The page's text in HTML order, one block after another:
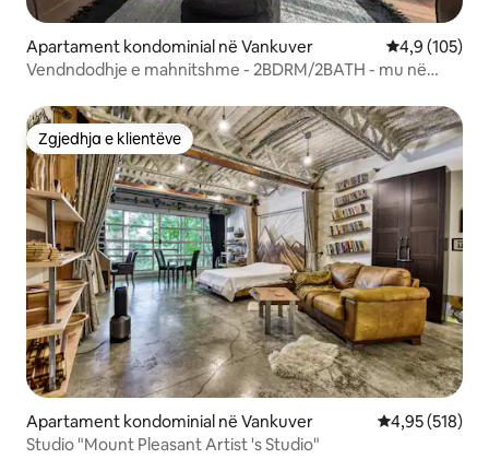
Apartament kondominial në Vankuver Vlerësimi
4,9 (105)
Vendndodhje e mahnitshme - 2BDRM/2BATH - mu në
Zgjedhja e klientëve
Zgjedhja e klientëve
Apartament kondominial në Vankuver Vlerësimi
4,95 (518)
Studio "Mount Pleasant Artist 's Studio"